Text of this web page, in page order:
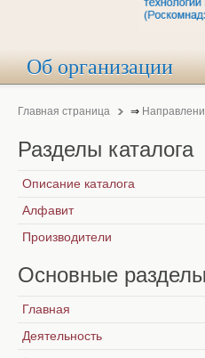
Об организации
Главная страница ⇒
Разделы каталога
Описание каталога
Алфавит
Производители
Основные разделы
Главная
Деятельность